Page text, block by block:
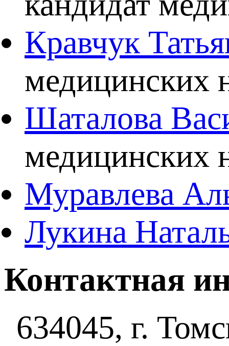
Кравчук
медицинских
Шаталова
медицинских
Муравлева
Лукина
Контактная
634045, г.